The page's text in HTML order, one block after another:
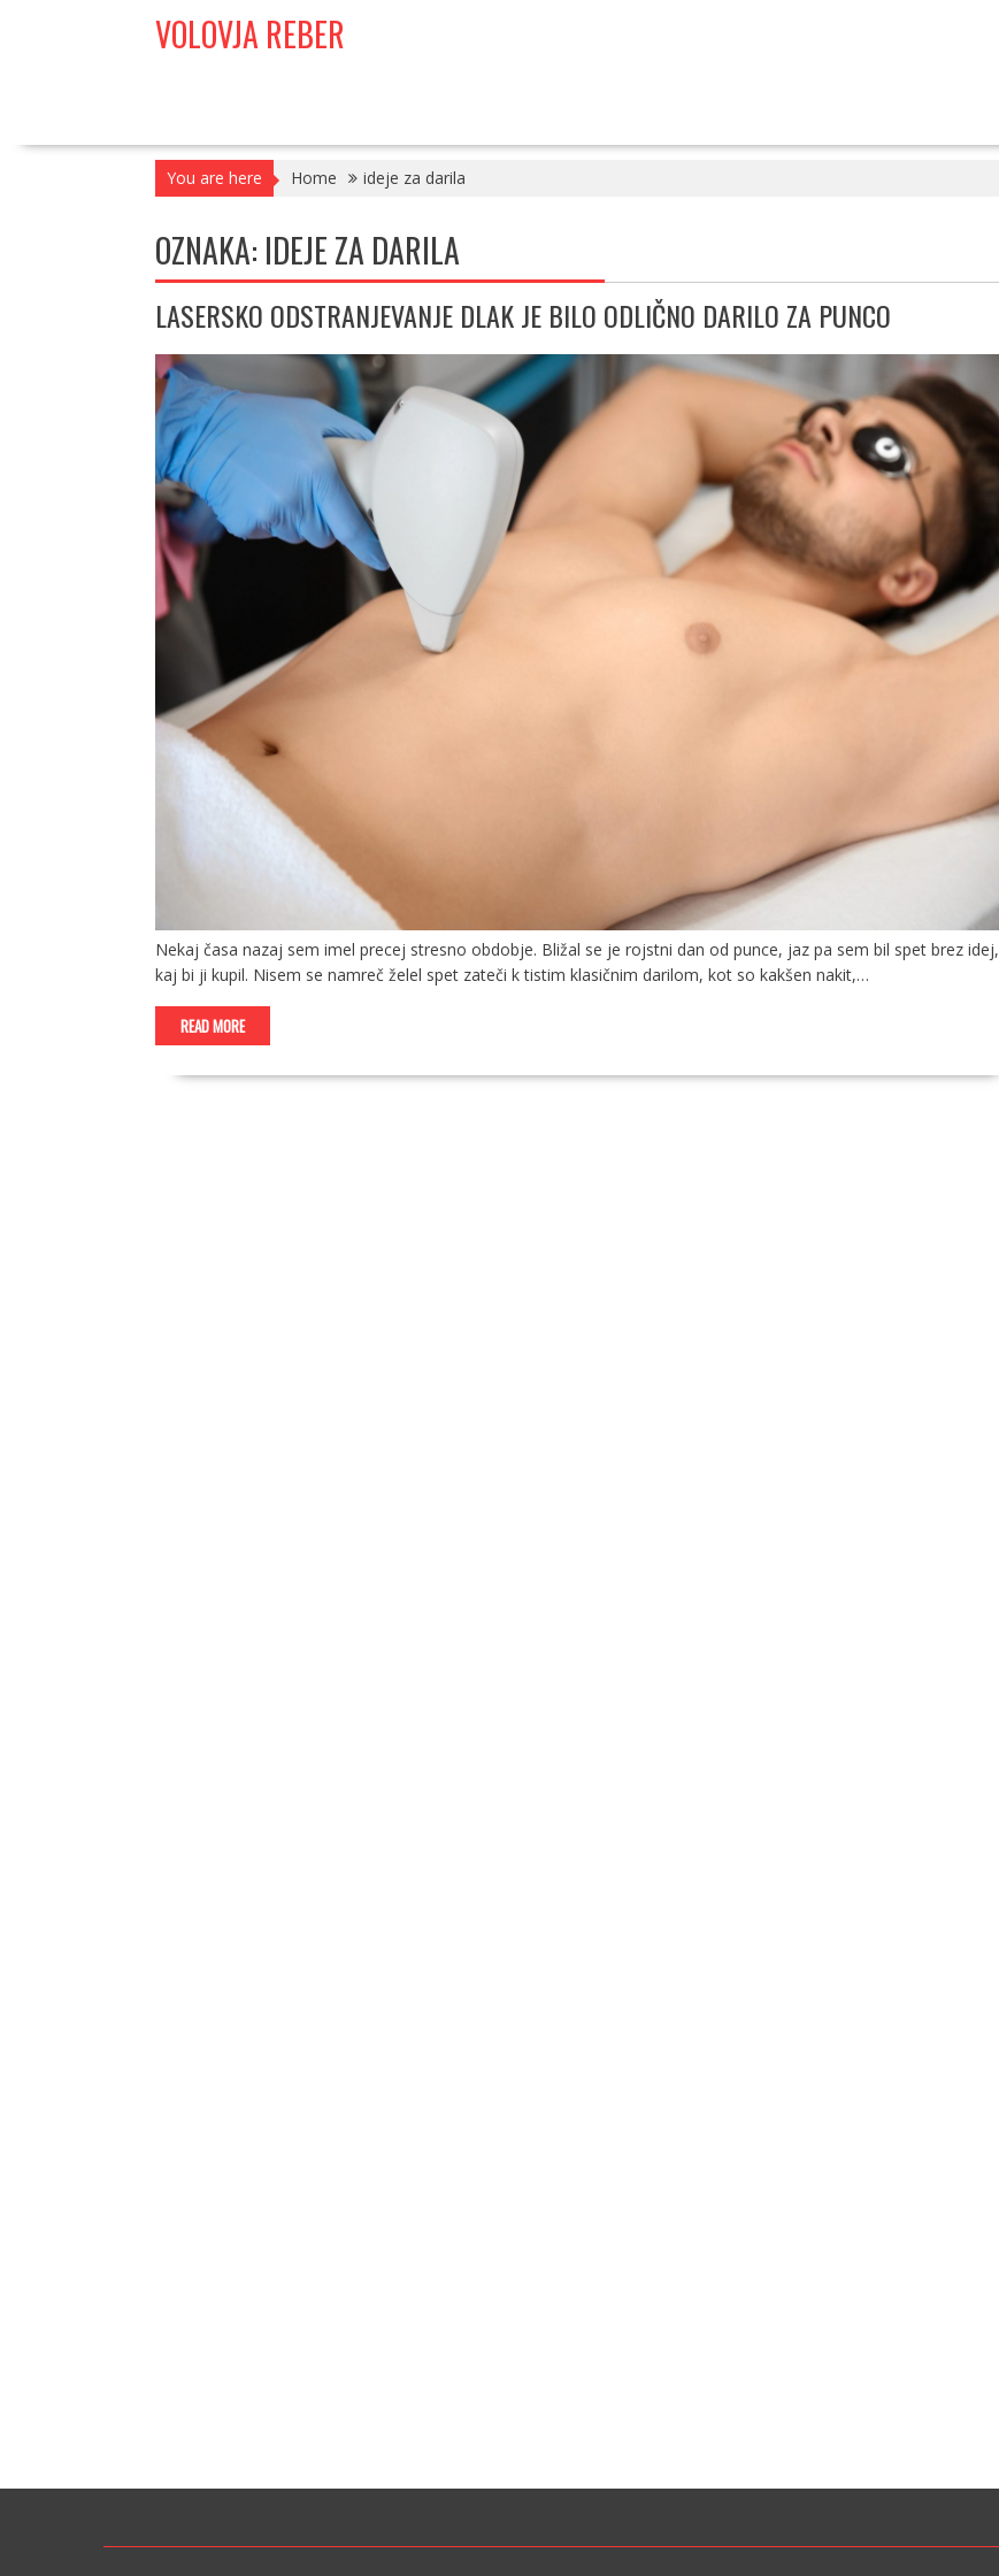
VOLOVJA REBER
You are here Home ideje za darila
OZNAKA: IDEJE ZA DARILA
LASERSKO ODSTRANJEVANJE DLAK JE BILO ODLIČNO DARILO ZA PUNCO
Nekaj časa nazaj sem imel precej stresno obdobje. Bližal se je rojstni dan od punce, jaz pa sem bil spet brez idej,
kaj bi ji kupil. Nisem se namreč želel spet zateči k tistim klasičnim darilom, kot so kakšen nakit,…
READ MORE